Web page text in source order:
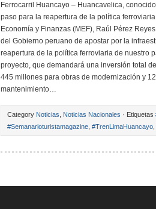
Ferrocarril Huancayo – Huancavelica,
paso para la reapertura de la política
Economía y Finanzas (MEF), Raúl Pérez
del Gobierno peruano de apostar por la
reapertura de la política ferroviaria de nuestro
proyecto, que demandará una inversión total
445 millones para obras de modernización y
mantenimiento…
Category Noticias Noticias Nacionales · Etiquetas
#Semanarioturistamagazine #TrenLimaHuancayo